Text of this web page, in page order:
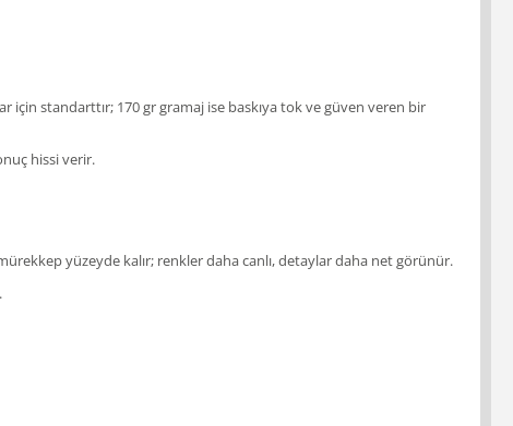
için standarttır; 170 gr gramaj ise baskıya tok ve güven veren bir
hissi verir.
yüzeyde kalır; renkler daha canlı, detaylar daha net görünür.